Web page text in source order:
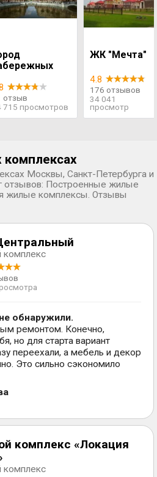
отзыв
715 просмотров
ЖК "Мечта"
4.8
176 отзывов
34 041
просмотр
Москвы, Санкт-Петербурга и
отзывов: Построенные жилые
жилые комплексы. Отзывы
комплекс
обнаружили.
ремонтом. Конечно,
но для старта вариант
переехали, а мебель и декор
Это сильно сэкономило
комплекс «Локация
комплекс